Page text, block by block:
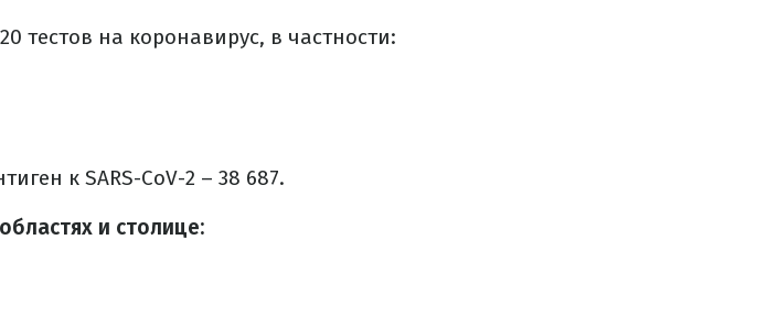
тестов на коронавирус, в частности:
к SARS-CoV-2 – 38 687.
и столице: